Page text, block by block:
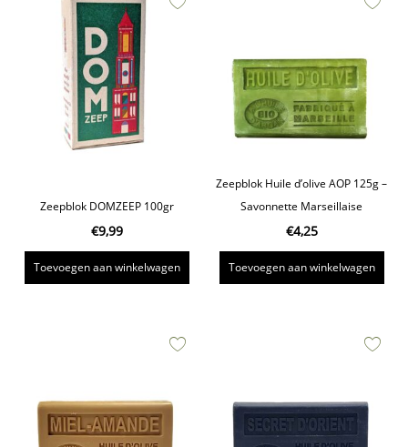
Zeepblok DOMZEEP 100gr
€9,99
Toevoegen aan winkelwagen
Zeepblok Huile d’olive AOP 125g –
Savonnette Marseillaise
€4,25
Toevoegen aan winkelwagen